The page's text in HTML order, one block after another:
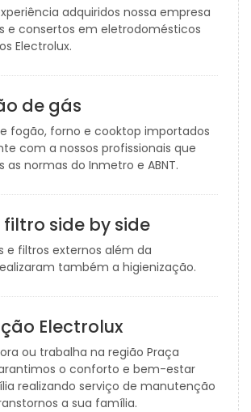
adquiridos nossa empresa
e consertos em eletrodomésticos
Electrolux.
de gás
fogão, forno e cooktop importados
com a nossos profissionais que
as normas do Inmetro e ABNT.
side by side
e filtros externos além da
também a higienização.
Electrolux
ou trabalha na região Praça
o conforto e bem-estar
realizando serviço de manutenção
a sua família.